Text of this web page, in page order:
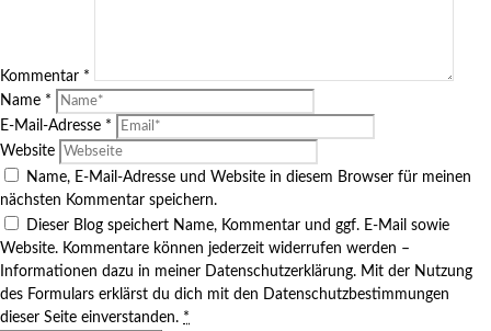
Kommentar *
Name *
E-Mail-Adresse *
Website
Name, E-Mail-Adresse und Website in diesem Browser für meinen
nächsten Kommentar speichern.
Dieser Blog speichert Name, Kommentar und ggf. E-Mail sowie
Website. Kommentare können jederzeit widerrufen werden –
Informationen dazu in meiner Datenschutzerklärung. Mit der Nutzung
des Formulars erklärst du dich mit den Datenschutzbestimmungen
dieser Seite einverstanden. *